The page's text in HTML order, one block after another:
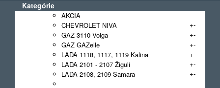
Kategórie
AKCIA
CHEVROLET NIVA
+-
GAZ 3110 Volga
+-
GAZ GAZelle
+-
LADA 1118, 1117, 1119 Kalina
+-
LADA 2101 - 2107 Žiguli
+-
LADA 2108, 2109 Samara
+-